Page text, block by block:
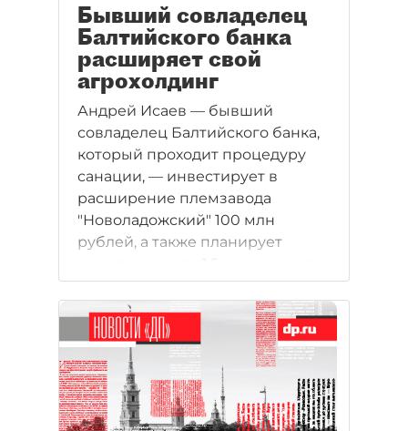
Бывший совладелец
Балтийского банка
расширяет свой
агрохолдинг
Андрей Исаев — бывший
совладелец Балтийского банка,
который проходит процедуру
санации, — инвестирует в
расширение племзавода
"Новоладожский" 100 млн
рублей, а также планирует
в Ленобласти.